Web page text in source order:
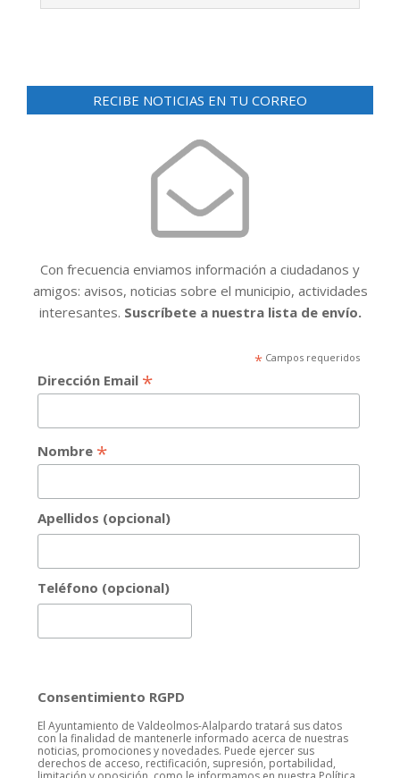
RECIBE NOTICIAS EN TU CORREO
Con frecuencia enviamos información a ciudadanos y
amigos: avisos, noticias sobre el municipio, actividades
interesantes. Suscríbete a nuestra lista de envío.
*Campos requeridos
Dirección Email *
Nombre *
Apellidos (opcional)
Teléfono (opcional)
Consentimiento RGPD
El Ayuntamiento de Valdeolmos-Alalpardo tratará sus datos
con la finalidad de mantenerle informado acerca de nuestras
noticias, promociones y novedades. Puede ejercer sus
derechos de acceso, rectificación, supresión, portabilidad,